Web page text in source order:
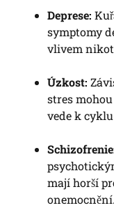
Deprese:
symptomy
vlivem
Úzkost:
stres
vede k
mají horší
onemocnění.